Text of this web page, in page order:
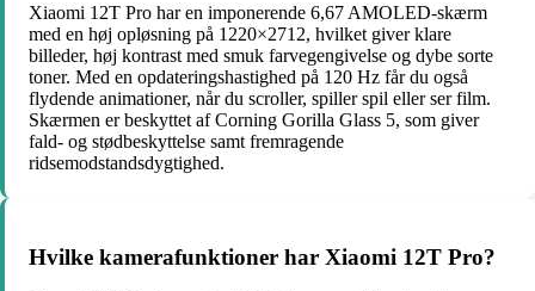
Xiaomi 12T Pro har en imponerende 6,67 AMOLED-skærm
med en høj opløsning på 1220×2712, hvilket giver klare
billeder, høj kontrast med smuk farvegengivelse og dybe sorte
toner. Med en opdateringshastighed på 120 Hz får du også
flydende animationer, når du scroller, spiller spil eller ser film.
Skærmen er beskyttet af Corning Gorilla Glass 5, som giver
fald- og stødbeskyttelse samt fremragende
ridsemodstandsdygtighed.
Hvilke kamerafunktioner har Xiaomi 12T Pro?